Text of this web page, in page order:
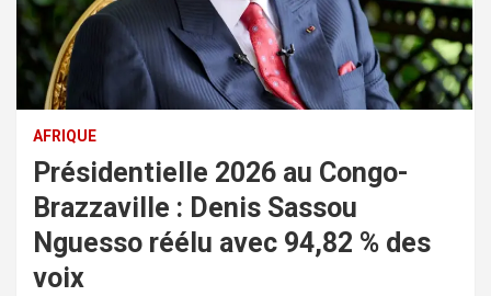
AFRIQUE
Présidentielle 2026 au Congo-
Brazzaville : Denis Sassou
Nguesso réélu avec 94,82 % des
voix